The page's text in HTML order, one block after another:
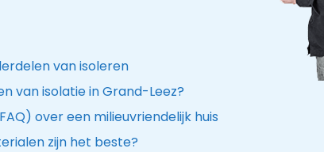
van isoleren
van isolatie in Grand-Leez?
over een milieuvriendelijk huis
zijn het beste?